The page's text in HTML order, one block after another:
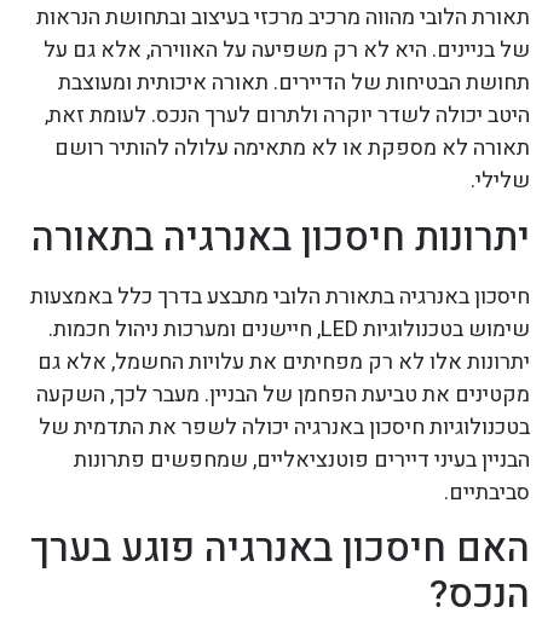
תאורת הלובי מהווה מרכיב מרכזי בעיצוב ובתחושת הנראות
של בניינים. היא לא רק משפיעה על האווירה, אלא גם על
תחושת הבטיחות של הדיירים. תאורה איכותית ומעוצבת
היטב יכולה לשדר יוקרה ולתרום לערך הנכס. לעומת זאת,
תאורה לא מספקת או לא מתאימה עלולה להותיר רושם
שלילי.
יתרונות חיסכון באנרגיה בתאורה
חיסכון באנרגיה בתאורת הלובי מתבצע בדרך כלל באמצעות
שימוש בטכנולוגיות LED, חיישנים ומערכות ניהול חכמות.
יתרונות אלו לא רק מפחיתים את עלויות החשמל, אלא גם
מקטינים את טביעת הפחמן של הבניין. מעבר לכך, השקעה
בטכנולוגיות חיסכון באנרגיה יכולה לשפר את התדמית של
הבניין בעיני דיירים פוטנציאליים, שמחפשים פתרונות
סביבתיים.
האם חיסכון באנרגיה פוגע בערך
הנכס?